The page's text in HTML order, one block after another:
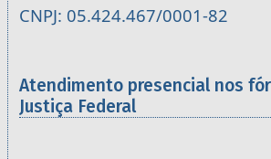
CNPJ: 05.424.467/0001-82
Atendimento presencial nos
Justiça Federal